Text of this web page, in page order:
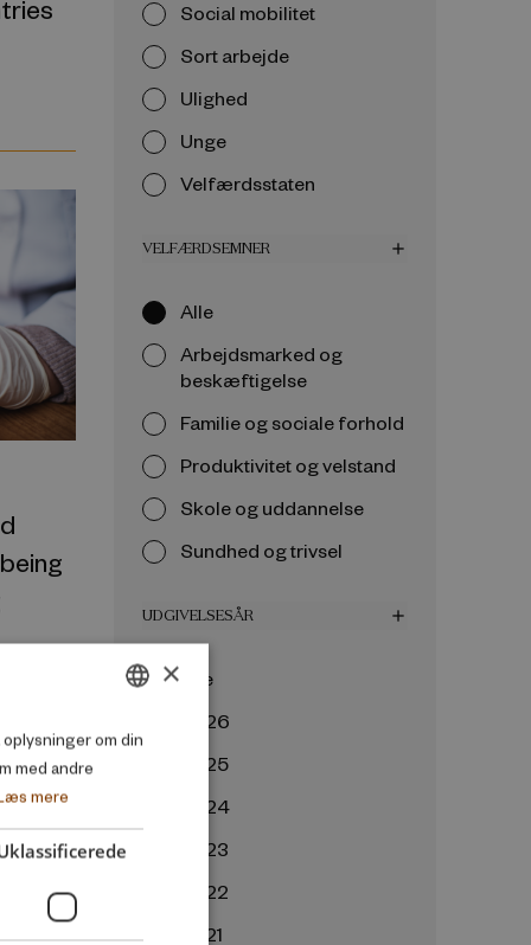
Social mobilitet
Sort arbejde
Ulighed
Unge
Velfærdsstaten
VELFÆRDSEMNER add
Alle
Arbejdsmarked og
beskæftigelse
Familie og sociale forhold
Produktivitet og velstand
Skole og uddannelse
Sundhed og trivsel
UDGIVELSESÅR add
Alle
2026
2025
2024
2023
2022
2021
DANISH
×
om din
med andre
mere